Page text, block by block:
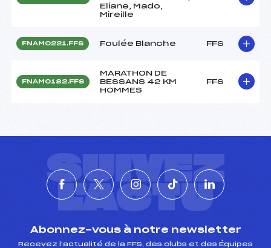
Eliane, Mado,
Mireille
FNAM0221.FFS Foulée Blanche FFS
FNAM0182.FFS
MARATHON DE
BESSANS 42 KM
HOMMES
FFS
SUIVEZ
L'ACTU
Abonnez-vous à notre newsletter
Recevez l’actualité de la FFS, des clubs et des Équipes